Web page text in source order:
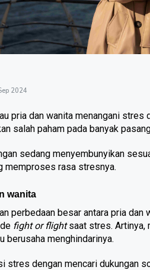
2024
pria dan wanita menangani stres
salah paham pada banyak
sedang menyembunyikan
memproses rasa stresnya.
wanita
perbedaan besar antara pria dan
fight or flight saat stres. Artinya,
berusaha menghindarinya.
stres dengan mencari dukungan